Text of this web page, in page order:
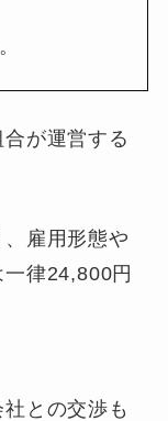
が運営する
雇用形態や
律24,800円
との交渉も